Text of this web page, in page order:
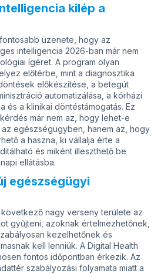
kilép a
üzenete, hogy az
intelligencia 2026-ban már nem
ígéret. A program olyan
előtérbe, mint a diagnosztika
előkészítése, a betegút
automatizálása, a kórházi
és a klinikai döntéstámogatás. Ez
már nem az, hogy lehet-e
egészségügyben, hanem az, hogy
a haszna, ki vállalja érte a
és miként illeszthető be
ellátásba.
egészségügyi
nagy verseny területe az
gyűjteni, azoknak értelmezhetőnek,
kezelhetőnek és
kell lenniük. A Digital Health
fontos időpontban érkezik. Az
szabályozási folyamata miatt a